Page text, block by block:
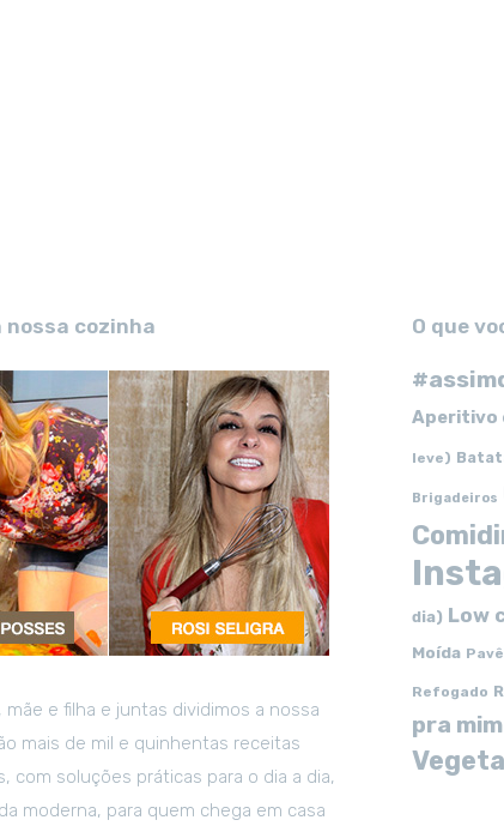
nossa cozinha
mãe e filha e juntas dividimos a nossa
mais de mil e quinhentas receitas
com soluções práticas para o dia a dia,
moderna, para quem chega em casa
O que
Aperitivo
leve)
Brigadeiros
dia) Low
Moída Pavê
Refogado
pra mim